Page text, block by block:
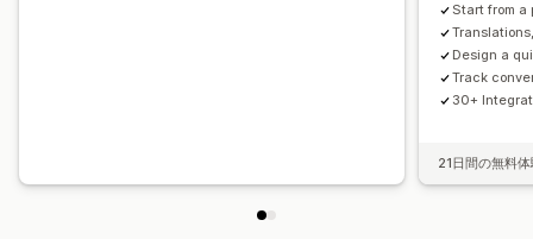
Start from a
Design a
Track
30+
21日間の無料